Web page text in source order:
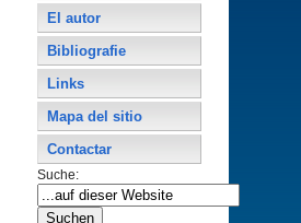
El autor
Bibliografie
Links
Mapa del sitio
Contactar
Suche: